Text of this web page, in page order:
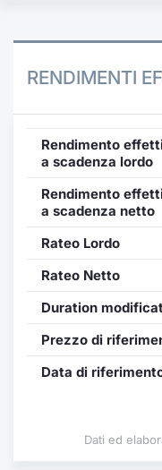
RENDIMENTI
Rendimento
a scadenza lordo
Rendimento
a scadenza netto
Rateo Lordo
Rateo Netto
Duration
Prezzo di
Data di
Dati ed